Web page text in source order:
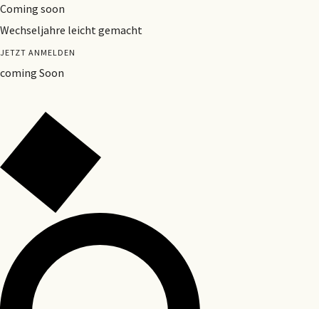
Coming soon
Wechseljahre leicht gemacht
JETZT ANMELDEN
coming Soon